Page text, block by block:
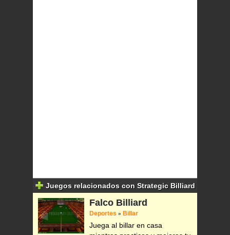
Juegos relacionados con Strategic Billiard
Falco Billiard
Deportes » Billar
Juega al billar en casa